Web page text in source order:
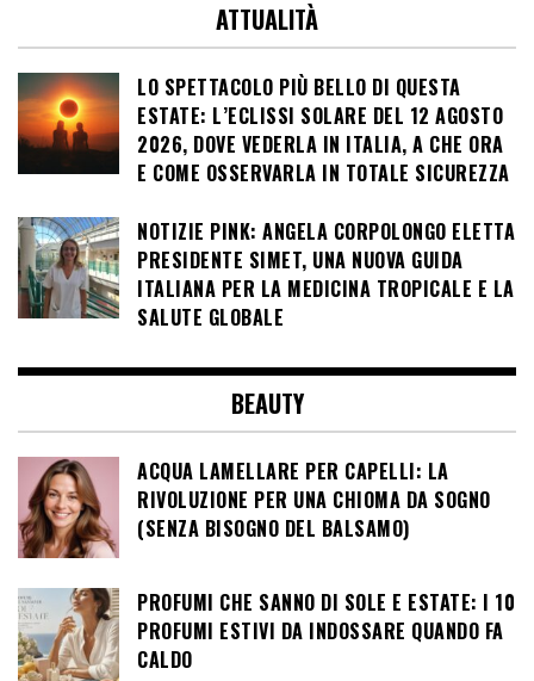
ATTUALITÀ
LO SPETTACOLO PIÙ BELLO DI QUESTA
ESTATE: L’ECLISSI SOLARE DEL 12 AGOSTO
2026, DOVE VEDERLA IN ITALIA, A CHE ORA
E COME OSSERVARLA IN TOTALE SICUREZZA
NOTIZIE PINK: ANGELA CORPOLONGO ELETTA
PRESIDENTE SIMET, UNA NUOVA GUIDA
ITALIANA PER LA MEDICINA TROPICALE E LA
SALUTE GLOBALE
BEAUTY
ACQUA LAMELLARE PER CAPELLI: LA
RIVOLUZIONE PER UNA CHIOMA DA SOGNO
(SENZA BISOGNO DEL BALSAMO)
PROFUMI CHE SANNO DI SOLE E ESTATE: I 10
PROFUMI ESTIVI DA INDOSSARE QUANDO FA
CALDO